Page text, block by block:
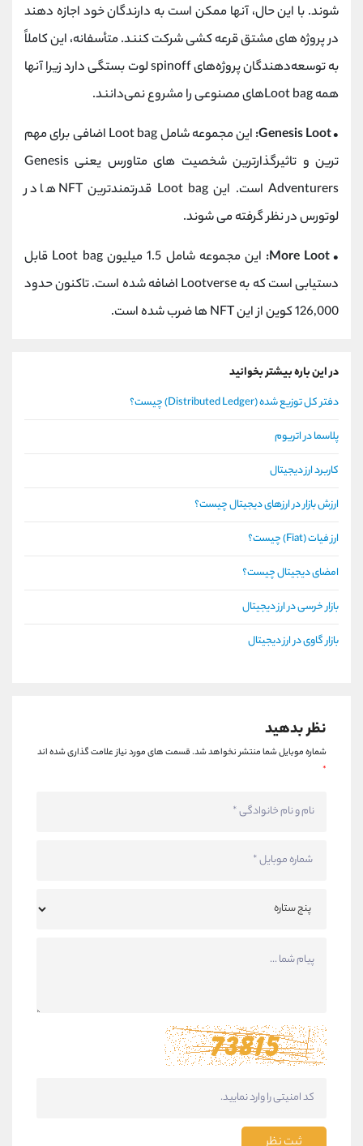
شوند. با این حال، آنها ممکن است به دارندگان خود اجازه دهند
در پروژه های مشتق قرعه کشی شرکت کنند. متأسفانه، این کاملاً
به توسعه‌دهندگان پروژه‌های spinoff لوت بستگی دارد زیرا آنها
همه Loot bagهای مصنوعی را مشروع نمی‌دانند.
• Genesis Loot:
این مجموعه شامل Loot bag اضافی برای مهم
ترین و تاثیرگذارترین شخصیت های متاورس یعنی Genesis
Adventurers است. این Loot bag قدرتمندترین NFT ها در
لوتورس در نظر گرفته می شوند.
• More Loot:
این مجموعه شامل 1.5 میلیون Loot bag قابل
دستیابی است که به Lootverse اضافه شده است. تاکنون حدود
126,000 کوین از این NFT ها ضرب شده است.
در این باره بیشتر بخوانید
دفتر کل توزیع شده (Distributed Ledger) چیست؟
پلاسما در اتریوم
کاربرد ارز دیجیتال
ارزش بازار در ارزهای دیجیتال چیست؟
ارز فیات (Fiat) چیست؟
امضای دیجیتال چیست؟
بازار خرسی در ارز دیجیتال
بازار گاوی در ارز دیجیتال
نظر بدهید
شماره موبایل شما منتشر نخواهد شد.قسمت های مورد نیاز علامت گذاری شده اند
*